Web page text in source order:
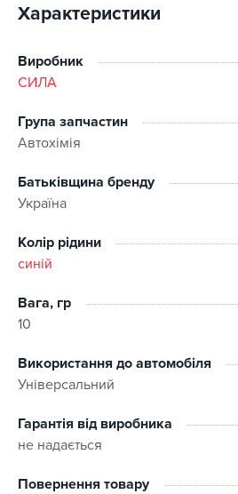
Характеристики
Виробник
СИЛА
Група запчастин
Автохімія
Батьківщина бренду
Україна
Колір рідини
синій
Вага, гр
10
Використання до автомобіля
Універсальний
Гарантія від виробника
не надається
Повернення товару